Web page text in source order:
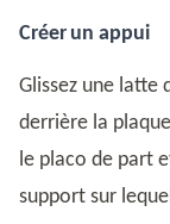
Créer un appui
Glissez une latte
derrière la
le placo de part
support sur